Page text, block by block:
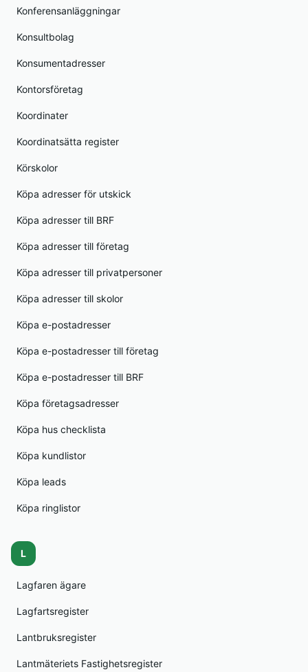
Konferensanläggningar
Konsultbolag
Konsumentadresser
Kontorsföretag
Koordinater
Koordinatsätta register
Körskolor
Köpa adresser för utskick
Köpa adresser till BRF
Köpa adresser till företag
Köpa adresser till privatpersoner
Köpa adresser till skolor
Köpa e-postadresser
Köpa e-postadresser till företag
Köpa e-postadresser till BRF
Köpa företagsadresser
Köpa hus checklista
Köpa kundlistor
Köpa leads
Köpa ringlistor
L
Lagfaren ägare
Lagfartsregister
Lantbruksregister
Lantmäteriets Fastighetsregister